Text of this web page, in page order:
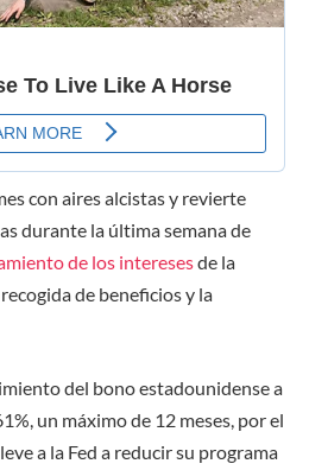
con aires alcistas y revierte
durante la última semana de
de los interesesde la
de beneficios y la
del bono estadounidense a
un máximo de 12 meses, por el
a la Fed a reducir su programa